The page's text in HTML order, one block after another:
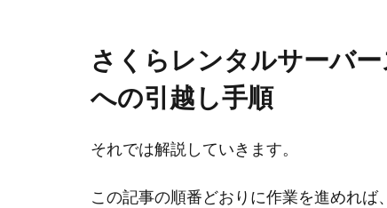
さくらレンタルサーバ
への引越し手順
それでは解説していきます。
この記事の順番どおりに作業を進めれば